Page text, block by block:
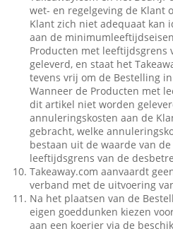
wet- en regelgeving de Klant
Klant zich niet adequaat kan
aan de
Producten met leeftijdsgrens
geleverd, en staat het
tevens vrij om de Bestelling
Wanneer de Producten met
dit artikel niet worden
annuleringskosten aan de
gebracht, welke
bestaan uit de waarde van
leeftijdsgrens van de
Takeaway.com aanvaardt
verband met de uitvoering
Na het plaatsen van de
eigen goeddunken kiezen
aan een koerier via de